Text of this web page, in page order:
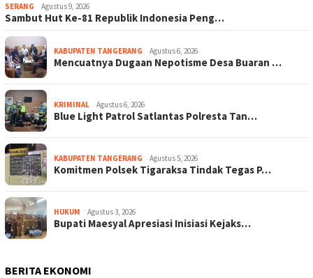
SERANG Agustus 9, 2026
Sambut Hut Ke-81 Republik Indonesia Peng…
KABUPATEN TANGERANG Agustus 6, 2026
Mencuatnya Dugaan Nepotisme Desa Buaran …
KRIMINAL Agustus 6, 2026
Blue Light Patrol Satlantas Polresta Tan…
KABUPATEN TANGERANG Agustus 5, 2026
Komitmen Polsek Tigaraksa Tindak Tegas P…
HUKUM Agustus 3, 2026
Bupati Maesyal Apresiasi Inisiasi Kejaks…
BERITA EKONOMI